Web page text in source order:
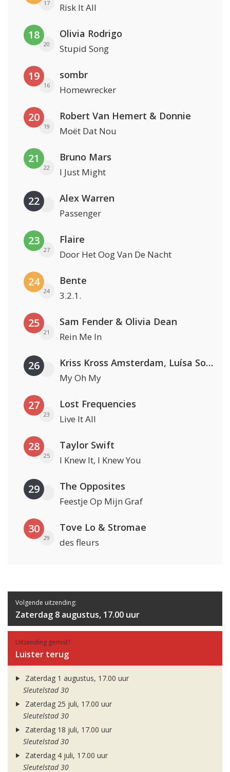
17 Risk It All
18
20
Olivia Rodrigo
Stupid Song
19
16
sombr
Homewrecker
20
19
Robert Van Hemert & Donnie
Moët Dat Nou
21
22
Bruno Mars
I Just Might
22 Alex Warren
Passenger
23
27
Flaire
Door Het Oog Van De Nacht
24
24
Bente
3.2.1.
25
21
Sam Fender & Olivia Dean
Rein Me In
26 Kriss Kross Amsterdam, Luísa Sonza & Willy William
My Oh My
27
23
Lost Frequencies
Live It All
28
25
Taylor Swift
I Knew It, I Knew You
29 The Opposites
Feestje Op Mijn Graf
30
29
Tove Lo & Stromae
des fleurs
Volgende uitzending:
Zaterdag 8 augustus, 17.00 uur
Uitzending gemist?
Luister terug
Zaterdag 1 augustus, 17.00 uur
Sleutelstad 30
Zaterdag 25 juli, 17.00 uur
Sleutelstad 30
Zaterdag 18 juli, 17.00 uur
Sleutelstad 30
Zaterdag 4 juli, 17.00 uur
Sleutelstad 30